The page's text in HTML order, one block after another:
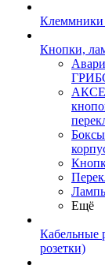
Кнопки,
Ещё
Кабельные
розетки)